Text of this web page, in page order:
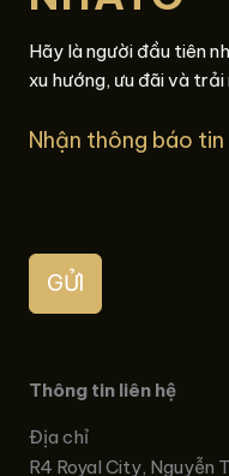
Hãy là người đầu tiên
xu hướng, ưu đãi và
Nhận thông báo
GỬI
Thông tin liên hệ
Địa chỉ
R4 Royal City, Nguyễn